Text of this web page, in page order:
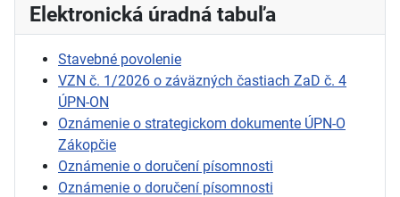
Elektronická úradná tabuľa
Stavebné povolenie
VZN č. 1/2026 o záväzných častiach ZaD č. 4
ÚPN-ON
Oznámenie o strategickom dokumente ÚPN-O
Zákopčie
Oznámenie o doručení písomnosti
Oznámenie o doručení písomnosti